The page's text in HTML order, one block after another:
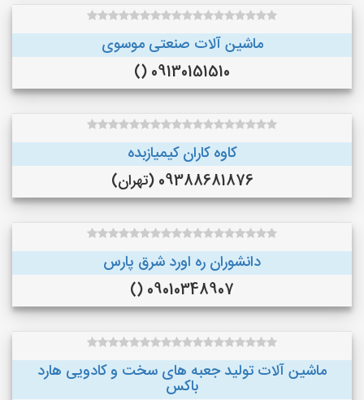
ماشین آلات صنعتی موسوی
09130151510 ()
کاوه کاران کیمیازبده
09388681876 (تهران)
دانشوران ره اورد شرق پارس
09010348907 ()
ماشین آلات تولید جعبه های سخت و کادویی هارد
باکس